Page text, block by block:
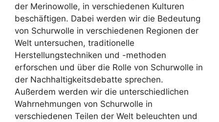
der Merinowolle, in verschiedenen Kulturen
beschäftigen. Dabei werden wir die Bedeutung
von Schurwolle in verschiedenen Regionen der
Welt untersuchen, traditionelle
Herstellungstechniken und -methoden
erforschen und über die Rolle von Schurwolle in
der Nachhaltigkeitsdebatte sprechen.
Außerdem werden wir die unterschiedlichen
Wahrnehmungen von Schurwolle in
verschiedenen Teilen der Welt beleuchten und